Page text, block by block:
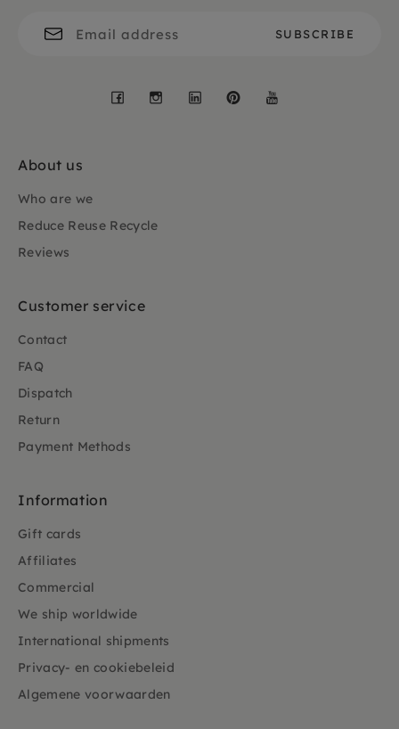
Facebook
Instagram
LinkedInPinterest
About us
Who are we
Reduce Reuse Recycle
Reviews
Customer service
Contact
FAQ
Dispatch
Return
Payment Methods
Information
Gift cards
Affiliates
Commercial
We ship worldwide
International shipments
Privacy- en cookiebeleid
Algemene voorwaarden